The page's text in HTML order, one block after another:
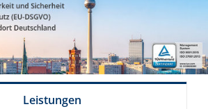
Leistungen